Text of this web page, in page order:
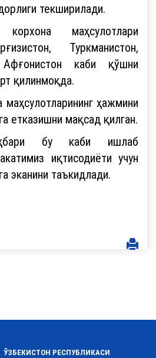
текширилади.
маҳсулотлари
Туркманистон,
каби қўшни
қилинмоқда.
маҳсулотларининг ҳажмини
етказишни мақсад қилган.
бу каби ишлаб
иқтисодиёти учун
эканини таъкидлади.
ЎЗБЕКИСТОН РЕСПУБЛИКАСИ